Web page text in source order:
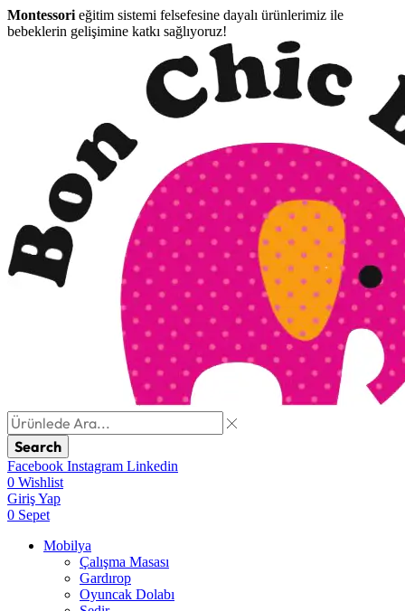
Montessori eğitim sistemi felsefesine dayalı ürünlerimiz ile
bebeklerin gelişimine katkı sağlıyoruz!
Search
Facebook Instagram Linkedin
0 Wishlist
Giriş Yap
0 Sepet
Mobilya
Çalışma Masası
Gardırop
⁠Oyuncak Dolabı